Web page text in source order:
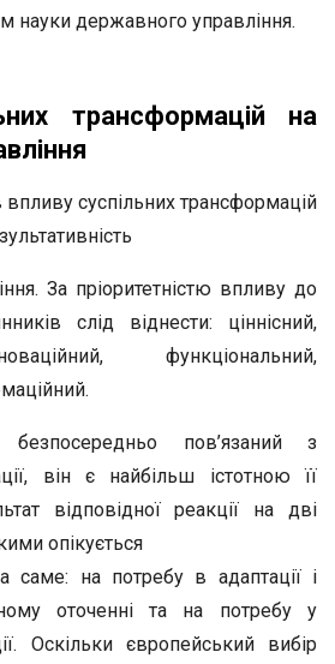
науки державного управління.
трансформацій на
впливу суспільних трансформацій
За пріоритетністю впливу до
слід віднести: ціннісний,
функціональний,
безпосередньо пов’язаний з
він є найбільш істотною її
відповідної реакції на дві
опікується
саме: на потребу в адаптації і
оточенні та на потребу у
Оскільки європейський вибір